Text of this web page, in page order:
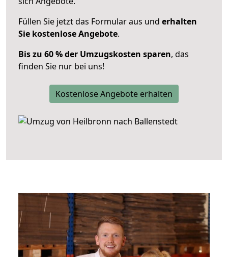
Füllen Sie jetzt das Formular aus und erhalten
Sie kostenlose Angebote.
Bis zu 60 % der Umzugskosten sparen, das
finden Sie nur bei uns!
Kostenlose Angebote erhalten